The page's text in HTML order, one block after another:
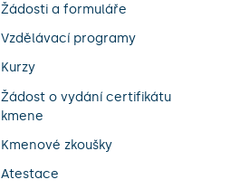
Žádosti a formuláře
Vzdělávací programy
Kurzy
Žádost o vydání certifikátu
kmene
Kmenové zkoušky
Atestace